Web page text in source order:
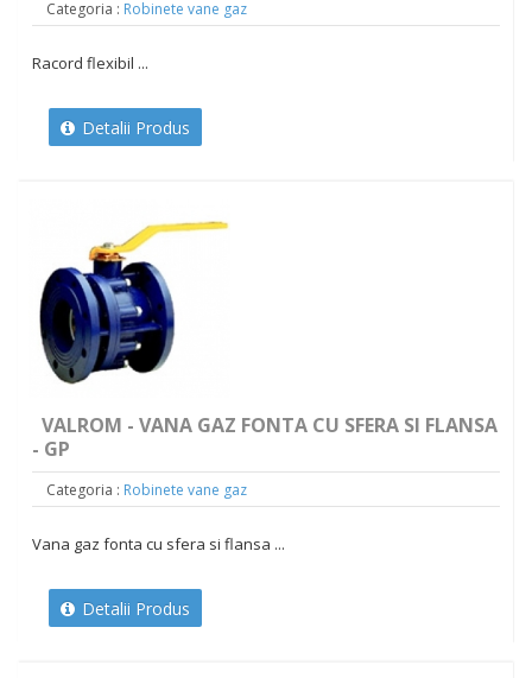
Categoria : Robinete vane gaz
Racord flexibil ...
Detalii Produs
VALROM - VANA GAZ FONTA CU SFERA SI FLANSA
- GP
Categoria : Robinete vane gaz
Vana gaz fonta cu sfera si flansa ...
Detalii Produs